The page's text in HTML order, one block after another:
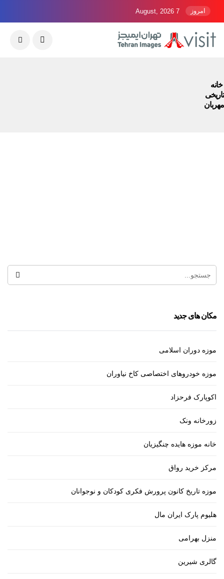
امروز 7 August, 2026
خانه
تاریخی
مهربان
مکان های جدید
موزه دوران اسلامی
موزه خودروهای اختصاصی کاخ نیاوران
اکوپارک فرحزاد
زورخانه ونک
خانه موزه هایده چنگیزیان
مرکز خرید رواق
موزه تاریخ کانون پرورش فکری کودکان و نوجوانان
هلیوم پارک ایران مال
منزل بهرامی
گالری شیرین